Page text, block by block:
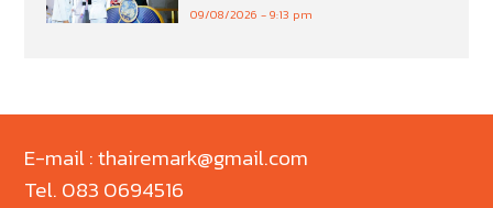
09/08/2026 9:13 pm
E-mail : thairemark@gmail.com
Tel. 083 0694516